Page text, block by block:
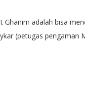
Ghanim adalah bisa
(petugas pengaman